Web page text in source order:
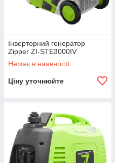
Інверторний генератор
Zipper ZI-STE3000IV
Немає в наявності
Ціну уточнюйте